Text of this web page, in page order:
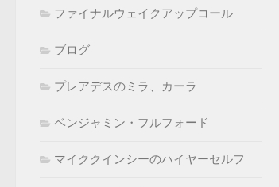
ファイナルウェイクアップコール
ブログ
プレアデスのミラ、カーラ
ベンジャミン・フルフォード
マイククインシーのハイヤーセルフ